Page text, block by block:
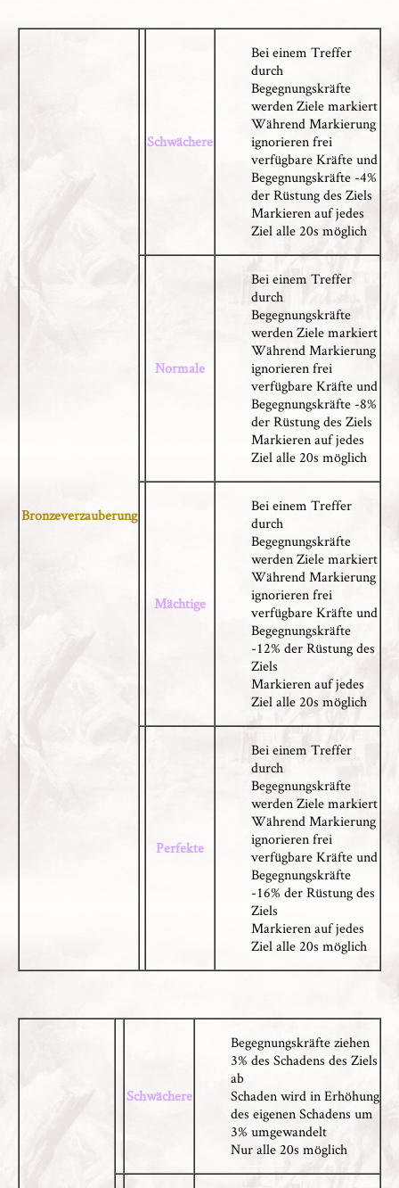
Bronzeverzauberung
Schwächere
Bei einem Treffer
durch
Begegnungskräfte
werden Ziele markiert
Während Markierung
ignorieren frei
verfügbare Kräfte und
Begegnungskräfte -4%
der Rüstung des Ziels
Markieren auf jedes
Ziel alle 20s möglich
Normale
Bei einem Treffer
durch
Begegnungskräfte
werden Ziele markiert
Während Markierung
ignorieren frei
verfügbare Kräfte und
Begegnungskräfte -8%
der Rüstung des Ziels
Markieren auf jedes
Ziel alle 20s möglich
Mächtige
Bei einem Treffer
durch
Begegnungskräfte
werden Ziele markiert
Während Markierung
ignorieren frei
verfügbare Kräfte und
Begegnungskräfte
-12% der Rüstung des
Ziels
Markieren auf jedes
Ziel alle 20s möglich
Perfekte
Bei einem Treffer
durch
Begegnungskräfte
werden Ziele markiert
Während Markierung
ignorieren frei
verfügbare Kräfte und
Begegnungskräfte
-16% der Rüstung des
Ziels
Markieren auf jedes
Ziel alle 20s möglich
Schwächere
Begegnungskräfte ziehen
3% des Schadens des Ziels
ab
Schaden wird in Erhöhung
des eigenen Schadens um
3% umgewandelt
Nur alle 20s möglich